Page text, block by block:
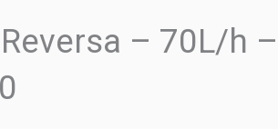
– 70L/h –